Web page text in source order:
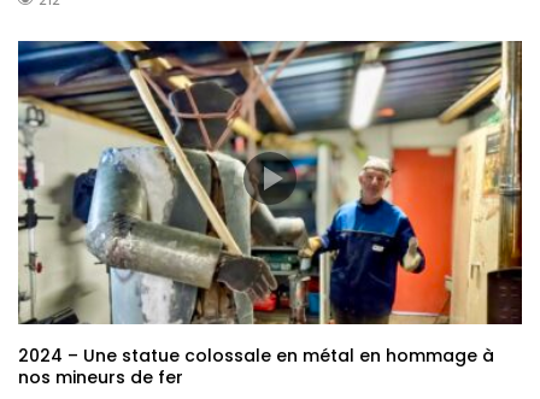
2024 – Une statue colossale en métal en hommage à
nos mineurs de fer